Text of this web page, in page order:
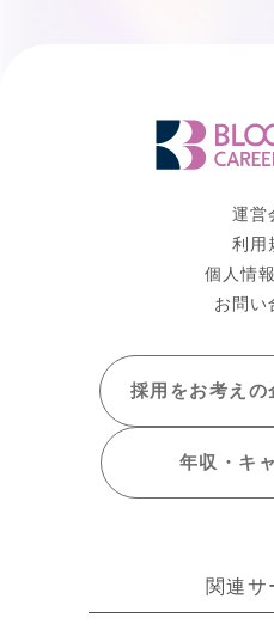
運営
利用
個人情
お問い
採用をお考えの
年収・キ
関連サ